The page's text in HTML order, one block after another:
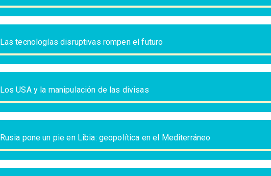
Las tecnologías disruptivas rompen el futuro
Los USA y la manipulación de las divisas
Rusia pone un pie en Libia: geopolítica en el Mediterráneo